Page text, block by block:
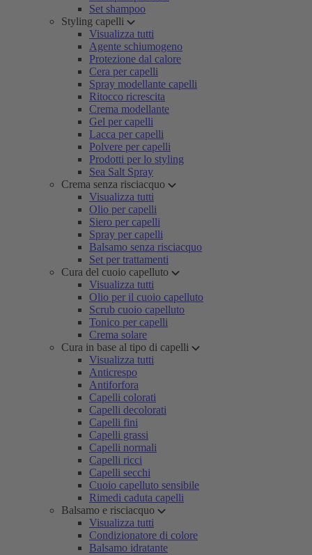
Set shampoo
Styling capelli
Visualizza tutti
Agente schiumogeno
Protezione dal calore
Cera per capelli
Spray modellante capelli
Ritocco ricrescita
Crema modellante
Gel per capelli
Lacca per capelli
Polvere per capelli
Prodotti per lo styling
Sea Salt Spray
Crema senza risciacquo
Visualizza tutti
Olio per capelli
Siero per capelli
Spray per capelli
Balsamo senza risciacquo
Set per trattamenti
Cura del cuoio capelluto
Visualizza tutti
Olio per il cuoio capelluto
Scrub cuoio capelluto
Tonico per capelli
Crema solare
Cura in base al tipo di capelli
Visualizza tutti
Anticrespo
Antiforfora
Capelli colorati
Capelli decolorati
Capelli fini
Capelli grassi
Capelli normali
Capelli ricci
Capelli secchi
Cuoio capelluto sensibile
Rimedi caduta capelli
Balsamo e risciacquo
Visualizza tutti
Condizionatore di colore
Balsamo idratante